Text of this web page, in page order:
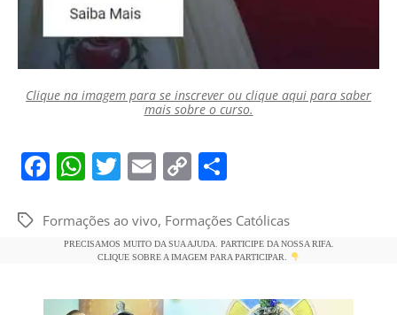
Clique na imagem para se inscrever ou clique aqui para saber
mais sobre o curso.
F
c
e
W
at
s
T
itt
er
E
ai
l
C
p
y
ar
e
TagsFormações ao vivo, Formações Católicas
PRECISAMOS MUITO DA SUA AJUDA. PARTICIPE DA NOSSA RIFA.
CLIQUE SOBRE A IMAGEM PARA PARTICIPAR.